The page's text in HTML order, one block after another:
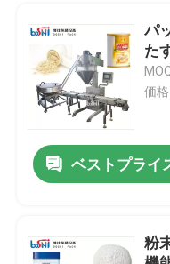
お問い合わせ
引用を要求
粉末包装機
顆粒包装機
パ
た
価
ベストプライ
粉